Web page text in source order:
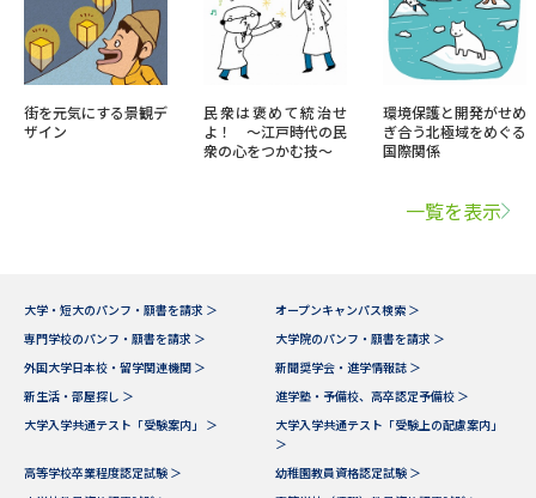
街を元気にする景観デ
ザイン
民衆は褒めて統治せ
よ！ ～江戸時代の民
衆の心をつかむ技～
環境保護と開発がせめ
ぎ合う北極域をめぐる
国際関係
一覧を表示
大学・短大のパンフ・願書を請求 ＞
オープンキャンパス検索 ＞
専門学校のパンフ・願書を請求 ＞
大学院のパンフ・願書を請求 ＞
外国大学日本校・留学関連機関 ＞
新聞奨学会・進学情報誌 ＞
新生活・部屋探し ＞
進学塾・予備校、高卒認定予備校 ＞
大学入学共通テスト「受験案内」 ＞
大学入学共通テスト「受験上の配慮案内」
＞
高等学校卒業程度認定試験 ＞
幼稚園教員資格認定試験 ＞